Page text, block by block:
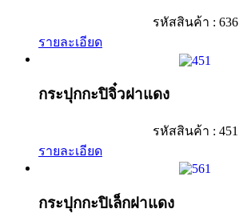
รหัสสินค้า : 636
รายละเอียด
กระปุกกะปิจิ๋วฝาแดง
รหัสสินค้า : 451
รายละเอียด
กระปุกกะปิเล็กฝาแดง